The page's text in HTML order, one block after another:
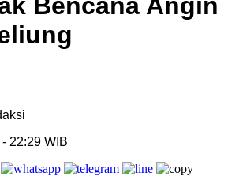
Bencana Angin
- 22:29 WIB